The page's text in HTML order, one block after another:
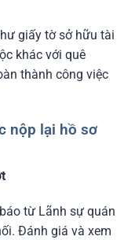
giấy tờ sở hữu tài
khác với quê
thành công việc
nộp lại hồ sơ
từ Lãnh sự quán
Đánh giá và xem